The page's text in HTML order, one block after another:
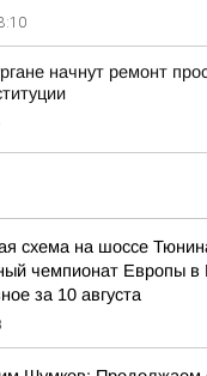
начнут ремонт
схема на шоссе
чемпионат Европы в
за 10 августа